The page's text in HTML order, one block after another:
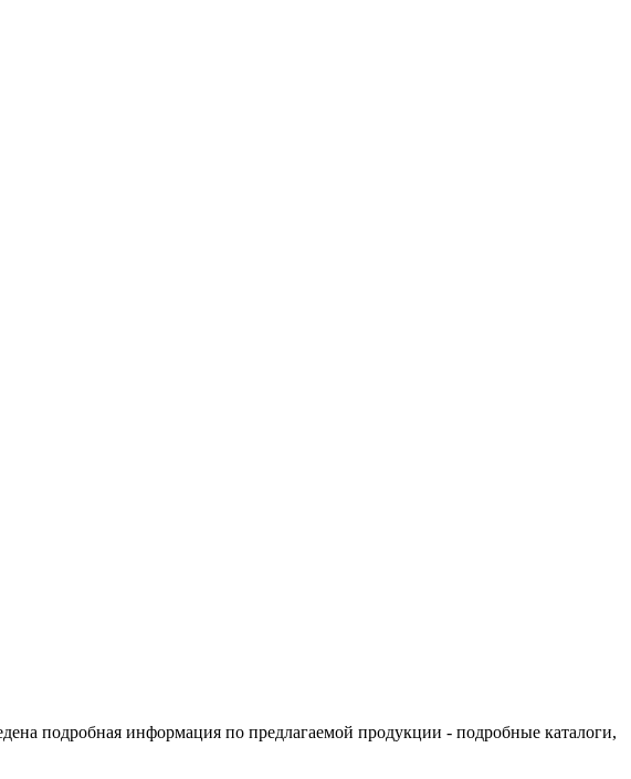
подробная информация по предлагаемой продукции - подробные каталоги,